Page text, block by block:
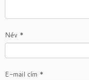
Név *
E-mail cím *